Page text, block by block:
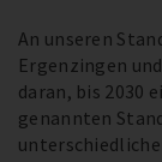
An unseren
Ergenzingen
daran, bis 2030
genannten